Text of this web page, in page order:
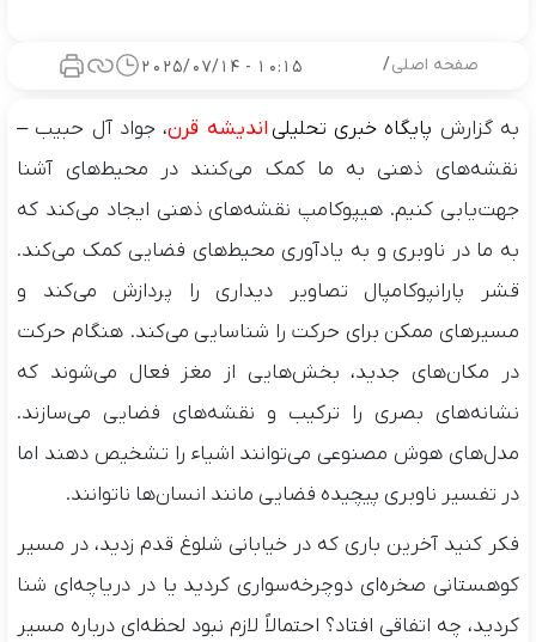
صفحه اصلی/
10:15 - 2025/07/14
به گزارش پایگاه خبری تحلیلی اندیشه قرن، جواد آل حبیب –
نقشه‌های ذهنی به ما کمک می‌کنند در محیط‌های آشنا
جهت‌یابی کنیم. هیپوکامپ نقشه‌های ذهنی ایجاد می‌کند که
به ما در ناوبری و به یادآوری محیط‌های فضایی کمک می‌کند.
قشر پارانپوکامپال تصاویر دیداری را پردازش می‌کند و
مسیرهای ممکن برای حرکت را شناسایی می‌کند. هنگام حرکت
در مکان‌های جدید، بخش‌هایی از مغز فعال می‌شوند که
نشانه‌های بصری را ترکیب و نقشه‌های فضایی می‌سازند.
مدل‌های هوش مصنوعی می‌توانند اشیاء را تشخیص دهند اما
در تفسیر ناوبری پیچیده فضایی مانند انسان‌ها ناتوانند.
فکر کنید آخرین باری که در خیابانی شلوغ قدم زدید، در مسیر
کوهستانی صخره‌ای دوچرخه‌سواری کردید یا در دریاچه‌ای شنا
کردید، چه اتفاقی افتاد؟ احتمالاً لازم نبود لحظه‌ای درباره مسیر